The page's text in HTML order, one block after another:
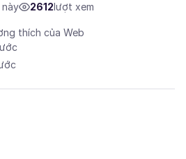
2612lượt xem
thích của Web